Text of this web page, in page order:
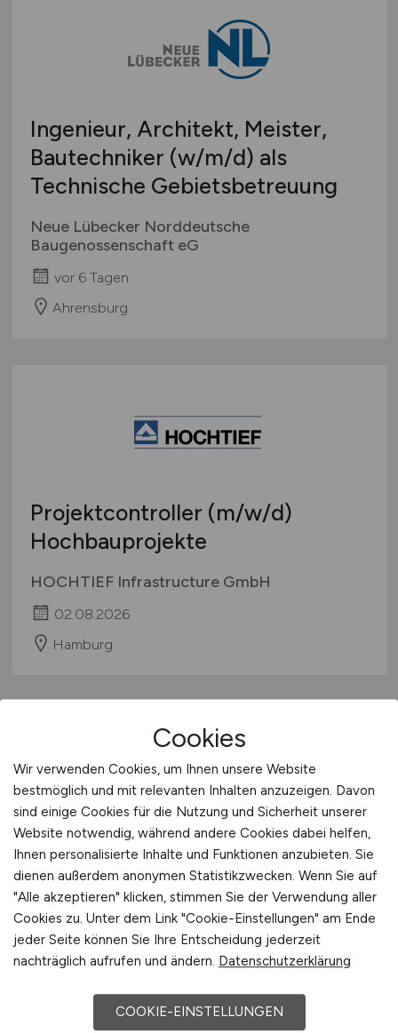
Ingenieur, Architekt, Meister,
Bautechniker (w/m/d) als
Technische Gebietsbetreuung
Neue Lübecker Norddeutsche
Baugenossenschaft eG
vor 6 Tagen
Ahrensburg
Projektcontroller (m/w/d)
Hochbauprojekte
HOCHTIEF Infrastructure GmbH
02.08.2026
Hamburg
Mechatroniker Kältetechnik /
Kälteanlagenbauer(m/w/d)in
Seevetal
jobnext24 GmbH
Cookies
Wir verwenden Cookies, um Ihnen unsere Website
bestmöglich und mit relevanten Inhalten anzuzeigen. Davon
sind einige Cookies für die Nutzung und Sicherheit unserer
Website notwendig, während andere Cookies dabei helfen,
Ihnen personalisierte Inhalte und Funktionen anzubieten. Sie
dienen außerdem anonymen Statistikzwecken. Wenn Sie auf
"Alle akzeptieren" klicken, stimmen Sie der Verwendung aller
Cookies zu. Unter dem Link "Cookie-Einstellungen" am Ende
jeder Seite können Sie Ihre Entscheidung jederzeit
nachträglich aufrufen und ändern. Datenschutzerklärung
COOKIE-EINSTELLUNGEN